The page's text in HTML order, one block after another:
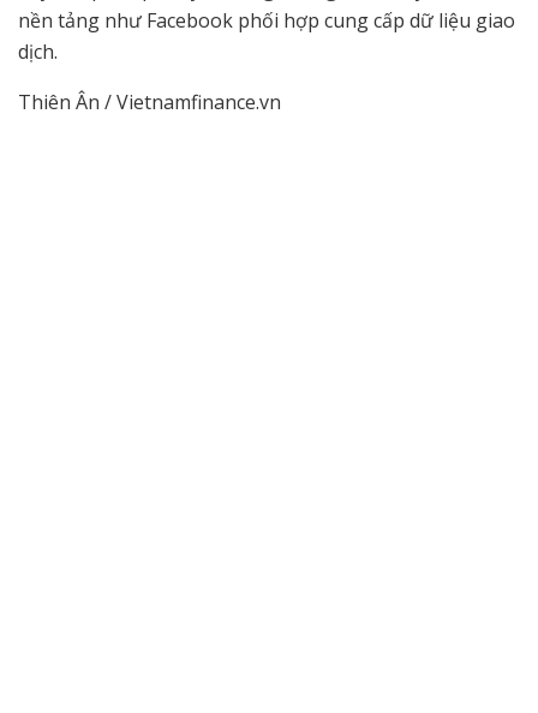
nền tảng như Facebook phối hợp cung cấp dữ liệu giao
dịch.
Thiên Ân / Vietnamfinance.vn